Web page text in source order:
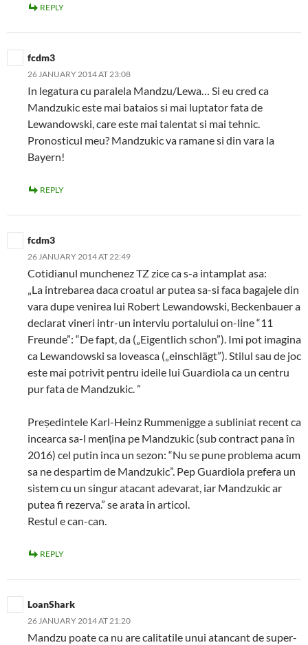
REPLY
fcdm3
26 JANUARY 2014 AT 23:08
In legatura cu paralela Mandzu/Lewa… Si eu cred ca
Mandzukic este mai bataios si mai luptator fata de
Lewandowski, care este mai talentat si mai tehnic.
Pronosticul meu? Mandzukic va ramane si din vara la
Bayern!
REPLY
fcdm3
26 JANUARY 2014 AT 22:49
Cotidianul munchenez TZ zice ca s-a intamplat asa:
„La intrebarea daca croatul ar putea sa-si faca bagajele din
vara dupe venirea lui Robert Lewandowski, Beckenbauer a
declarat vineri intr-un interviu portalului on-line “11
Freunde”: “De fapt, da („Eigentlich schon”). Imi pot imagina
ca Lewandowski sa loveasca („einschlägt”). Stilul sau de joc
este mai potrivit pentru ideile lui Guardiola ca un centru
pur fata de Mandzukic. ”
Președintele Karl-Heinz Rummenigge a subliniat recent ca
incearca sa-l mențina pe Mandzukic (sub contract pana în
2016) cel putin inca un sezon: “Nu se pune problema acum
sa ne despartim de Mandzukic”. Pep Guardiola prefera un
sistem cu un singur atacant adevarat, iar Mandzukic ar
putea fi rezerva.” se arata in articol.
Restul e can-can.
REPLY
LoanShark
26 JANUARY 2014 AT 21:20
Mandzu poate ca nu are calitatile unui atancant de super-